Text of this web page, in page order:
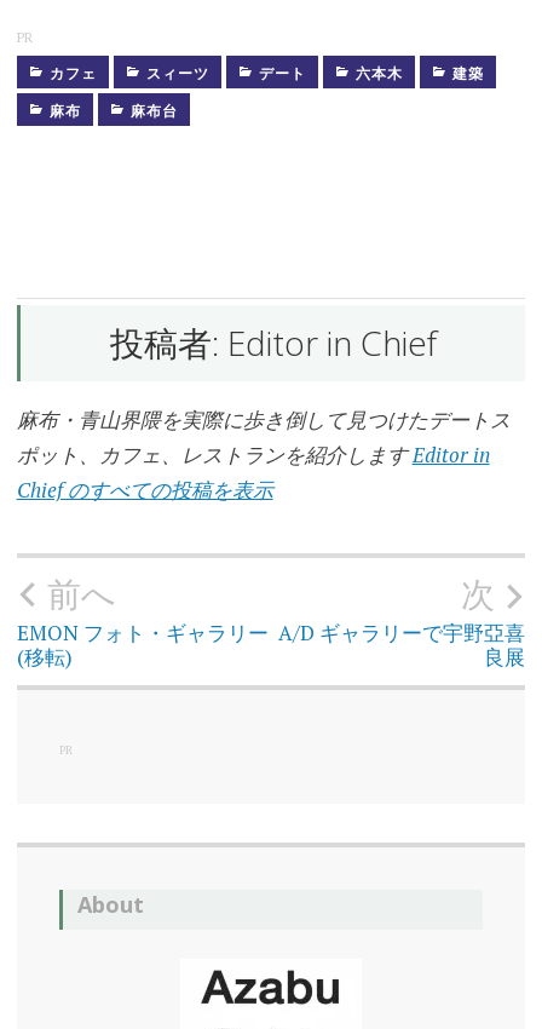
PR
カフェ スィーツ デート 六本木
建築
麻布
麻布台
カ
フ
ェ
ジ
ン
ョ
朗
フ
ラ
ッ
ト
投稿者: Editor in Chief
麻布・青山界隈を実際に歩き倒して見つけたデートス
ポット、カフェ、レストランを紹介しますEditor in
Chief のすべての投稿を表示
稿
ビ
ゲ
ー
シ
ョ
前へ
EMON フォト・ギャラリー
(移転)
次
A/D ギャラリーで宇野亞喜
良展
PR
About